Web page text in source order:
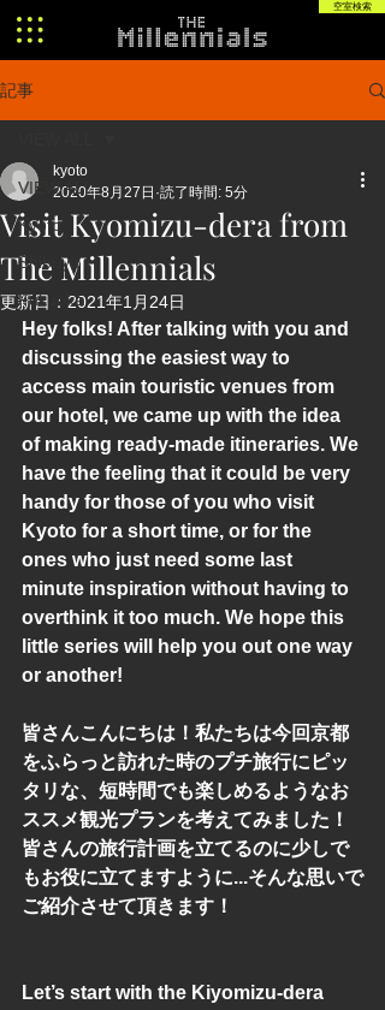
空室検索
記事
VIEW ALL
Kyoto
Shibuya
Fukuoka
Visit Kyomizu-dera from
The Millennials
kyoto
2020年8月27日 読了時間: 5分
更新日： 2021年1月24日
Hey folks! After talking with you and
discussing the easiest way to
access main touristic venues from
our hotel, we came up with the idea
of making ready-made itineraries. We
have the feeling that it could be very
handy for those of you who visit
Kyoto for a short time, or for the
ones who just need some last
minute inspiration without having to
overthink it too much. We hope this
little series will help you out one way
or another!
皆さんこんにちは！私たちは今回京都
をふらっと訪れた時のプチ旅行にピッ
タリな、短時間でも楽しめるようなお
ススメ観光プランを考えてみました！
皆さんの旅行計画を立てるのに少しで
もお役に立てますように...そんな思いで
ご紹介させて頂きます！
Let’s start with the Kiyomizu-dera